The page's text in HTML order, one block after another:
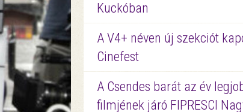
Kuckóban
A V4+ néven új szekciót
Cinefest
A Csendes barát az év
filmjének járó FIPRESCI